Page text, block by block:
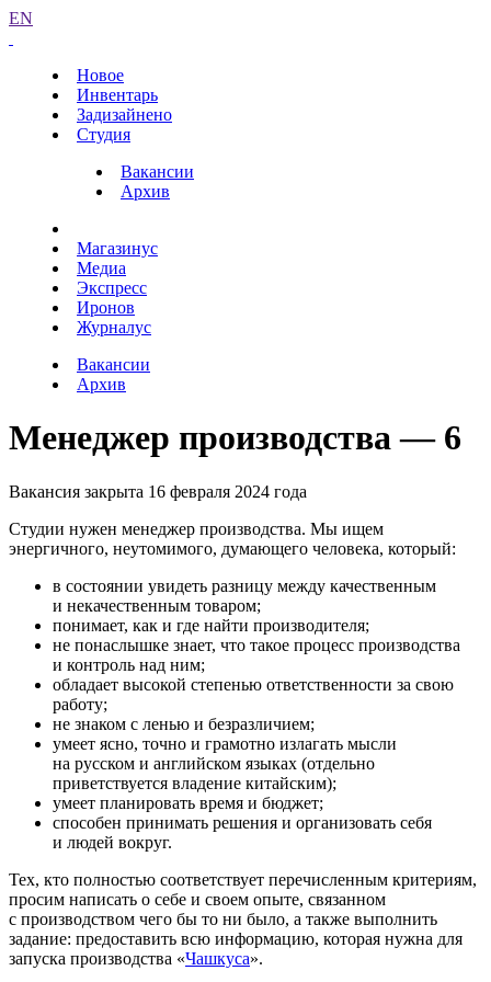
EN
Новое
Инвентарь
Задизайнено
Студия
Вакансии
Архив
Магазинус
Медиа
Экспресс
Иронов
Журналус
Вакансии
Архив
Менеджер производства — 6
Вакансия закрыта 16 февраля 2024 года
Студии нужен менеджер производства. Мы ищем
энергичного, неутомимого, думающего человека, который:
в состоянии увидеть разницу между качественным
и некачественным товаром;
понимает, как и где найти производителя;
не понаслышке знает, что такое процесс производства
и контроль над ним;
обладает высокой степенью ответственности за свою
работу;
не знаком с ленью и безразличием;
умеет ясно, точно и грамотно излагать мысли
на русском и английском языках (отдельно
приветствуется владение китайским);
умеет планировать время и бюджет;
способен принимать решения и организовать себя
и людей вокруг.
Тех, кто полностью соответствует перечисленным критериям,
просим написать о себе и своем опыте, связанном
с производством чего бы то ни было, а также выполнить
задание: предоставить всю информацию, которая нужна для
запуска производства «Чашкуса».